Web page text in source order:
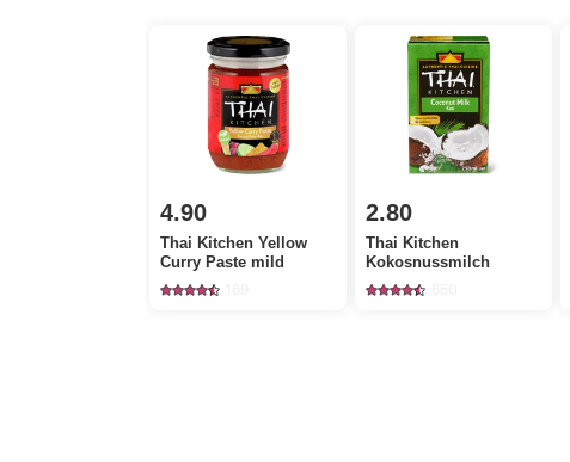
4.90
Thai Kitchen Yellow
Curry Paste mild
2.80
Thai Kitchen
Kokosnussmilch